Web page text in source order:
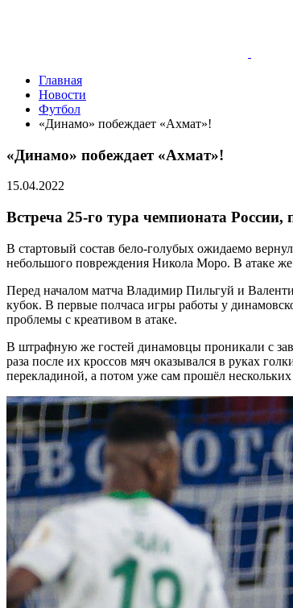
Главная
Новости
Футбол
«Динамо» побеждает «Ахмат»!
«Динамо» побеждает «Ахмат»!
15.04.2022
Встреча 25-го тура чемпионата
В стартовый состав бело-голубых ожидаемо
небольшого повреждения Никола Моро. В атаке
Перед началом матча Владимир Пильгуй и
кубок. В первые полчаса игры работы у
проблемы с креативом в атаке.
В штрафную же гостей динамовцы проникали с
раза после их кроссов мяч оказывался в руках
перекладиной, а потом уже сам прошёл